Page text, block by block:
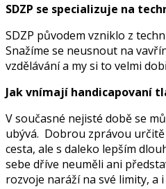
SDZP se specializuje na
SDZP původem vzniklo z
Snažíme se neusnout na
vzdělávání a my si to velmi
Jak vnímají handicapovaní
V současné nejisté době se
ubývá. Dobrou zprávou určitě
cesta, ale s daleko lepším
sebe dříve neuměli ani
rozvoje naráží na své limity,